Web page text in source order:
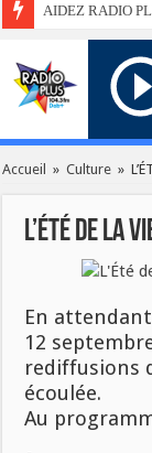
AIDEZ RADIO
Accueil » Culture »
L’ÉTÉ DE LA
En
12
rediffusions
écoulée.
Au